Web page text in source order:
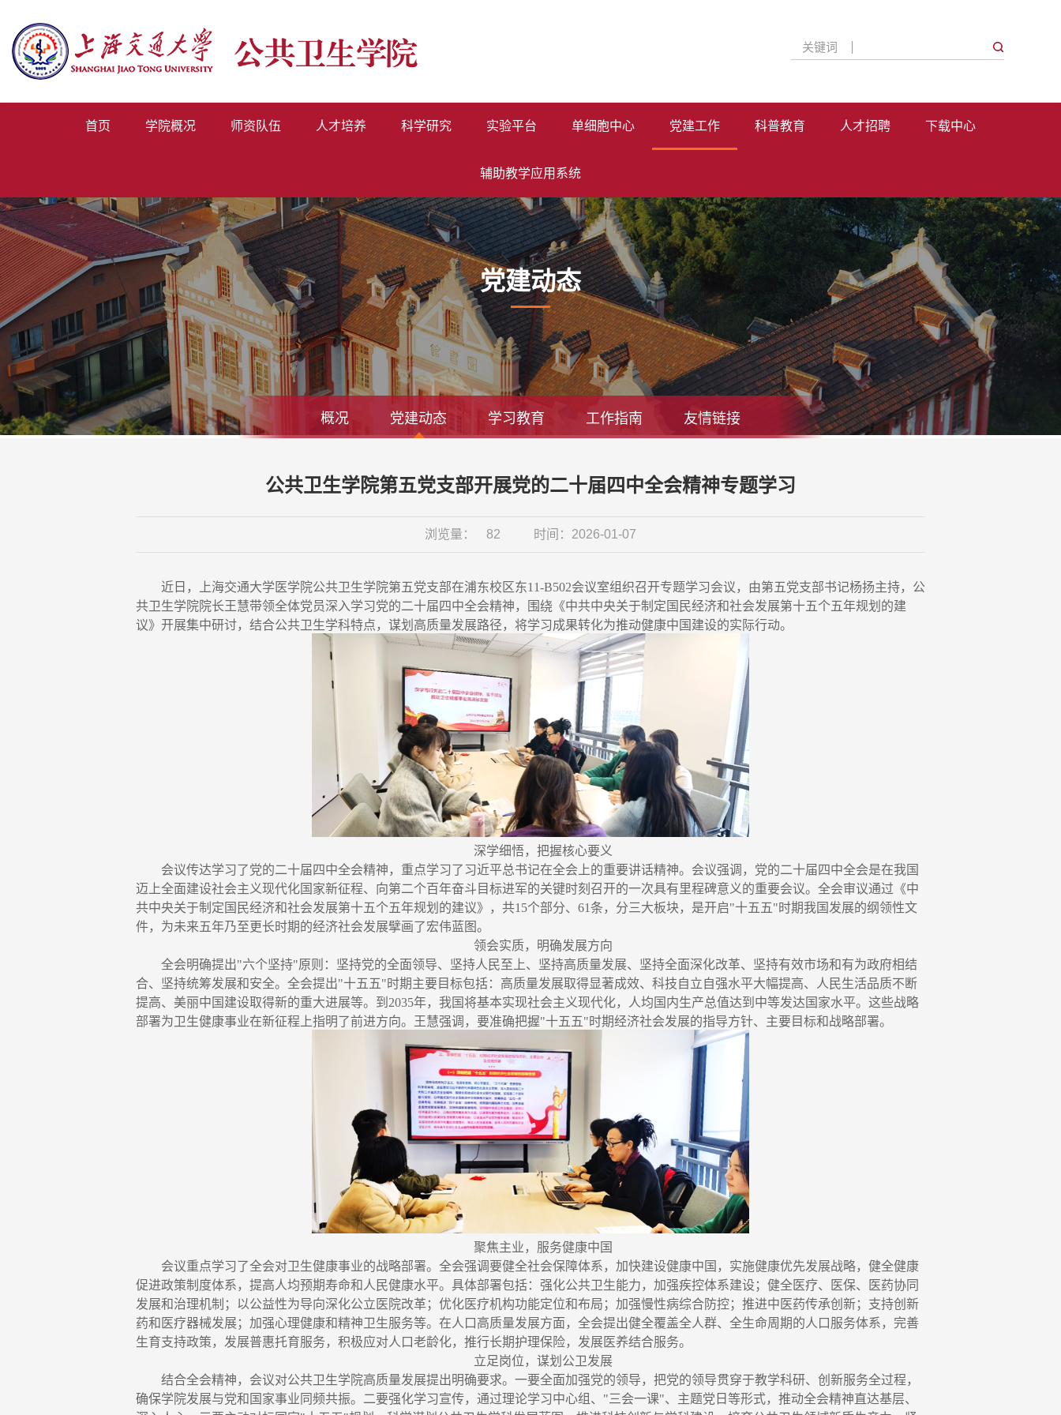
首页 学院概况 师资队伍 人才培养 科学研究 实验平台 单细胞中心 党建工作 科普教育 人才招聘 下载中心
辅助教学应用系统
关键词
党建动态
概况 党建动态 学习教育 工作指南 友情链接
公共卫生学院第五党支部开展党的二十届四中全会精神专题学习
浏览量： 82 时间：2026-01-07
近日，上海交通大学医学院公共卫生学院第五党支部在浦东校区东11-B502会议室组织召开专题学习会议，由第五党支部书记杨扬主持，公
共卫生学院院长王慧带领全体党员深入学习党的二十届四中全会精神，围绕《中共中央关于制定国民经济和社会发展第十五个五年规划的建
议》开展集中研讨，结合公共卫生学科特点，谋划高质量发展路径，将学习成果转化为推动健康中国建设的实际行动。
深学细悟，把握核心要义
会议传达学习了党的二十届四中全会精神，重点学习了习近平总书记在全会上的重要讲话精神。会议强调，党的二十届四中全会是在我国
迈上全面建设社会主义现代化国家新征程、向第二个百年奋斗目标进军的关键时刻召开的一次具有里程碑意义的重要会议。全会审议通过《中
共中央关于制定国民经济和社会发展第十五个五年规划的建议》，共15个部分、61条，分三大板块，是开启"十五五"时期我国发展的纲领性文
件，为未来五年乃至更长时期的经济社会发展擘画了宏伟蓝图。
领会实质，明确发展方向
全会明确提出"六个坚持"原则：坚持党的全面领导、坚持人民至上、坚持高质量发展、坚持全面深化改革、坚持有效市场和有为政府相结
合、坚持统筹发展和安全。全会提出"十五五"时期主要目标包括：高质量发展取得显著成效、科技自立自强水平大幅提高、人民生活品质不断
提高、美丽中国建设取得新的重大进展等。到2035年，我国将基本实现社会主义现代化，人均国内生产总值达到中等发达国家水平。这些战略
部署为卫生健康事业在新征程上指明了前进方向。王慧强调，要准确把握"十五五"时期经济社会发展的指导方针、主要目标和战略部署。
聚焦主业，服务健康中国
会议重点学习了全会对卫生健康事业的战略部署。全会强调要健全社会保障体系，加快建设健康中国，实施健康优先发展战略，健全健康
促进政策制度体系，提高人均预期寿命和人民健康水平。具体部署包括：强化公共卫生能力，加强疾控体系建设；健全医疗、医保、医药协同
发展和治理机制；以公益性为导向深化公立医院改革；优化医疗机构功能定位和布局；加强慢性病综合防控；推进中医药传承创新；支持创新
药和医疗器械发展；加强心理健康和精神卫生服务等。在人口高质量发展方面，全会提出健全覆盖全人群、全生命周期的人口服务体系，完善
生育支持政策，发展普惠托育服务，积极应对人口老龄化，推行长期护理保险，发展医养结合服务。
立足岗位，谋划公卫发展
结合全会精神，会议对公共卫生学院高质量发展提出明确要求。一要全面加强党的领导，把党的领导贯穿于教学科研、创新服务全过程，
确保学院发展与党和国家事业同频共振。二要强化学习宣传，通过理论学习中心组、"三会一课"、主题党日等形式，推动全会精神直达基层、